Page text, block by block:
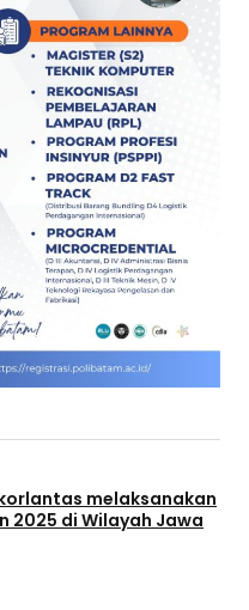
melaksanakan
2025 di Wilayah Jawa